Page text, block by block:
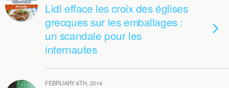
Lidl efface les croix des églises
grecques sur les emballages :
un scandale pour les
internautes
FEBRUARY 6TH, 2014